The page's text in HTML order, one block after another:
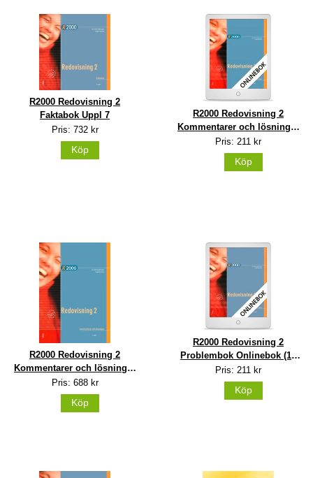
R2000 Redovisning 2
Faktabok Uppl 7
Pris: 732 kr
Köp
R2000 Redovisning 2
Kommentarer och lösningar
Onlinebok (12 mån)
Pris: 211 kr
Köp
R2000 Redovisning 2
Kommentarer och lösningar
Uppl 7
Pris: 688 kr
Köp
R2000 Redovisning 2
Problembok Onlinebok (12
mån)
Pris: 211 kr
Köp